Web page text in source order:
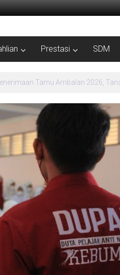
Prestasi SDM
SMK Negeri 1 Kebumen